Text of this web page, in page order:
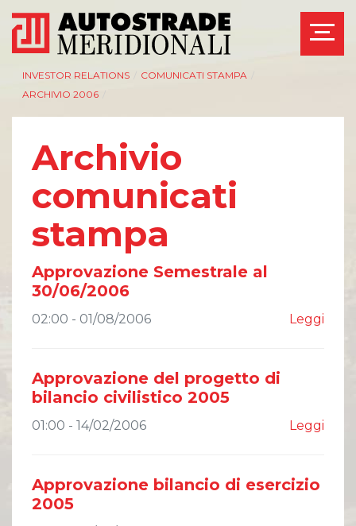
AZIENDA
Management
Bilanci e relazioni
intermedie
Modello Organizzativo
Linee Guida del
Gruppo ASPI
Governance
documentazione
Organi Sociali
ETHICS OFFICE
INVESTOR RELATIONS COMUNICATI STAMPA
ARCHIVIO 2006
Archivio
comunicati
stampa
Approvazione Semestrale al
30/06/2006
02:00 - 01/08/2006 Leggi
Approvazione del progetto di
bilancio civilistico 2005
01:00 - 14/02/2006 Leggi
Approvazione bilancio di esercizio
2005